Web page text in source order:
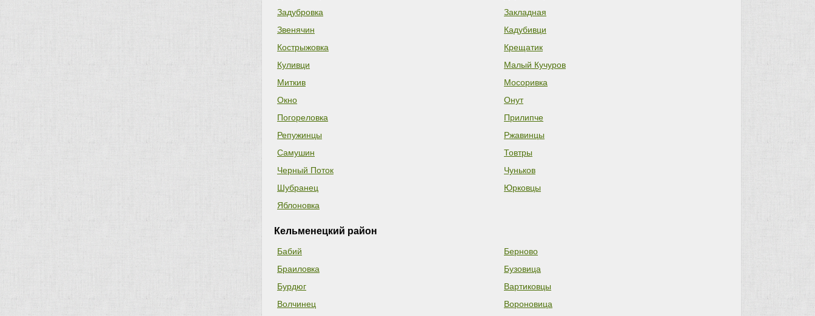
Задубровка
Закладная
Звенячин
Кадубивци
Кострыжовка
Крещатик
Куливци
Малый Кучуров
Миткив
Мосоривка
Окно
Онут
Погореловка
Прилипче
Репужинцы
Ржавинцы
Самушин
Товтры
Черный Поток
Чуньков
Шубранец
Юрковцы
Яблоновка
Кельменецкий район
Бабий
Берново
Браиловка
Бузовица
Бурдюг
Вартиковцы
Волчинец
Вороновица